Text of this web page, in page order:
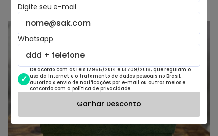
Digite seu e-mail
Whatsapp
De acordo com as Leis 12.965/2014 e 13.709/2018, que regulam o
uso da Internet e o tratamento de dados pessoais no Brasil,
autorizo o envio de notificações por e-mail ou outros meios e
concordo com a política de privacidade.
Ganhar Desconto